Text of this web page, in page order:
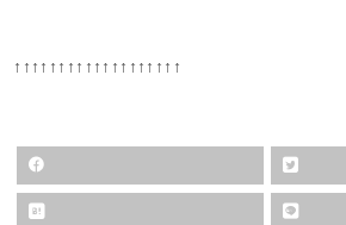
↑↑↑↑↑↑↑↑↑↑↑↑↑↑↑↑↑↑↑